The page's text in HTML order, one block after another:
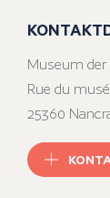
Museum der
Rue du
25360